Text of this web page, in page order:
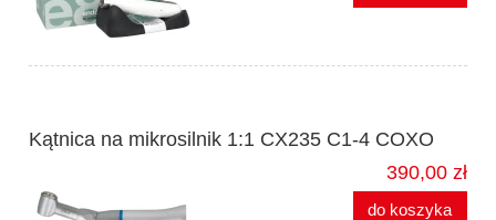
Kątnica na mikrosilnik 1:1 CX235 C1-4 COXO
390,00 zł
do koszyka